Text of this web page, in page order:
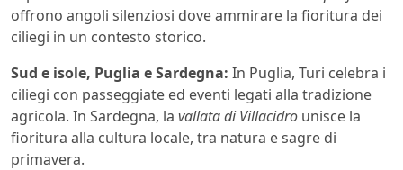
offrono angoli silenziosi dove ammirare la fioritura dei
ciliegi in un contesto storico.
Sud e isole, Puglia e Sardegna: In Puglia, Turi celebra i
ciliegi con passeggiate ed eventi legati alla tradizione
agricola. In Sardegna, la vallata di Villacidro unisce la
fioritura alla cultura locale, tra natura e sagre di
primavera.